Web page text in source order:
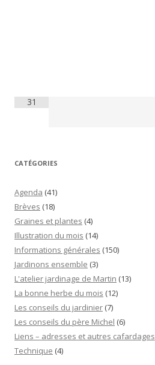
31
CATÉGORIES
Agenda (41)
Brèves (18)
Graines et plantes (4)
Illustration du mois (14)
Informations générales (150)
Jardinons ensemble (3)
L'atelier jardinage de Martin (13)
La bonne herbe du mois (12)
Les conseils du jardinier (7)
Les conseils du père Michel (6)
Liens – adresses et autres cafardages
Technique (4)